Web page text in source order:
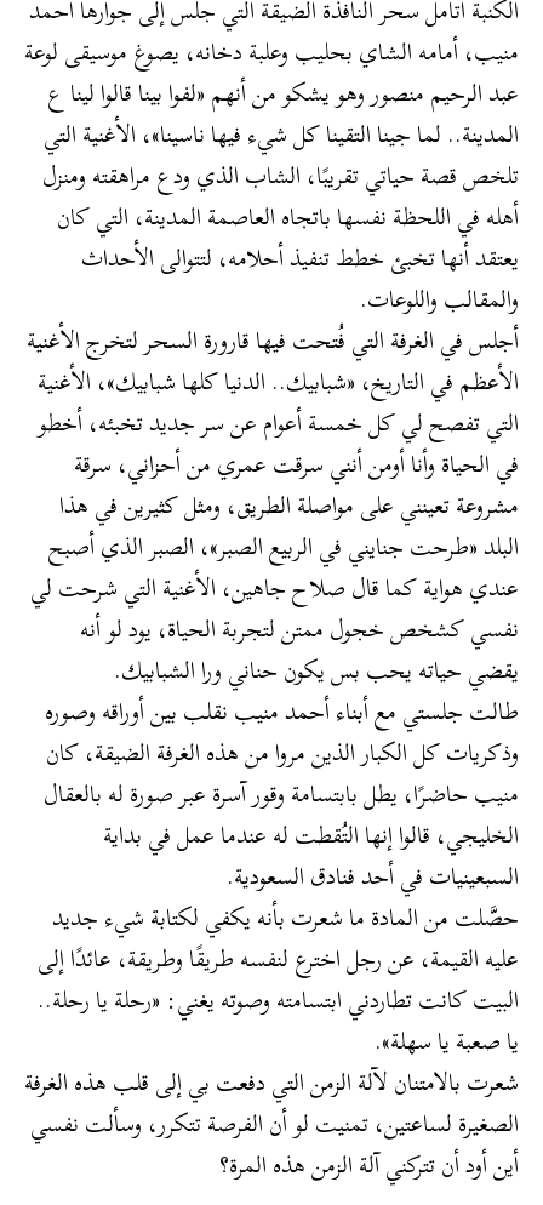
الكنبة أتأمل سحر النافذة الضيقة التي جلس إلى جوارها أحمد
منيب، أمامه الشاي بحليب وعلبة دخانه، يصوغ موسيقى لوعة
عبد الرحيم منصور وهو يشكو من أنهم «لفوا بينا قالوا لينا ع
المدينة.. لما جينا التقينا كل شيء فيها ناسينا»، الأغنية التي
تلخص قصة حياتي تقريبًا، الشاب الذي ودع مراهقته ومنزل
أهله في اللحظة نفسها باتجاه العاصمة المدينة، التي كان
يعتقد أنها تخبئ خطط تنفيذ أحلامه، لتتوالى الأحداث
والمقالب واللوعات.
أجلس في الغرفة التي فُتحت فيها قارورة السحر لتخرج الأغنية
الأعظم في التاريخ، «شبابيك.. الدنيا كلها شبابيك»، الأغنية
التي تفصح لي كل خمسة أعوام عن سر جديد تخبئه، أخطو
في الحياة وأنا أومن أنني سرقت عمري من أحزاني، سرقة
مشروعة تعينني على مواصلة الطريق، ومثل كثيرين في هذا
البلد «طرحت جنايني في الربيع الصبر»، الصبر الذي أصبح
عندي هواية كما قال صلاح جاهين، الأغنية التي شرحت لي
نفسي كشخص خجول ممتن لتجربة الحياة، يود لو أنه
يقضي حياته يحب بس يكون حناني ورا الشبابيك.
طالت جلستي مع أبناء أحمد منيب نقلب بين أوراقه وصوره
وذكريات كل الكبار الذين مروا من هذه الغرفة الضيقة، كان
منيب حاضرًا، يطل بابتسامة وقور آسرة عبر صورة له بالعقال
الخليجي، قالوا إنها التُقطت له عندما عمل في بداية
السبعينيات في أحد فنادق السعودية.
حصَّلت من المادة ما شعرت بأنه يكفي لكتابة شيء جديد
عليه القيمة، عن رجل اخترع لنفسه طريقًا وطريقة، عائدًا إلى
البيت كانت تطاردني ابتسامته وصوته يغني: «رحلة يا رحلة..
يا صعبة يا سهلة».
شعرت بالامتنان لآلة الزمن التي دفعت بي إلى قلب هذه الغرفة
الصغيرة لساعتين، تمنيت لو أن الفرصة تتكرر، وسألت نفسي
أين أود أن تتركني آلة الزمن هذه المرة؟